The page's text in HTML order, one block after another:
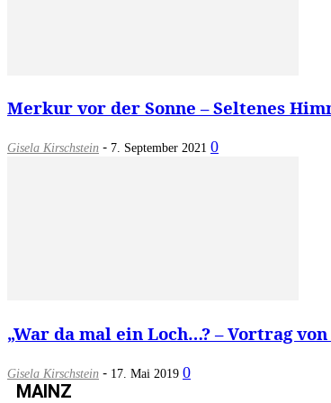
Merkur vor der Sonne – Seltenes
Gisela Kirschstein - 7. September 2021 0
„War da mal ein Loch…? – Vortrag
Gisela Kirschstein - 17. Mai 2019 0
MAINZ